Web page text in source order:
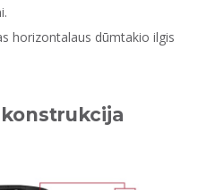
horizontalaus dūmtakio ilgis
konstrukcija